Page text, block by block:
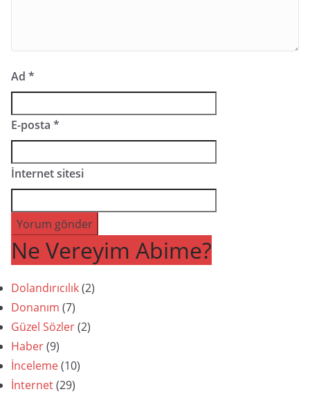
Ad *
E-posta *
İnternet sitesi
Ne Vereyim Abime?
Dolandırıcılık(2)
Donanım (7)
Güzel Sözler(2)
Haber(9)
İnceleme(10)
İnternet(29)